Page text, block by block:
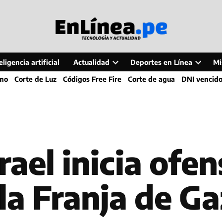
artificial Actualidad
Open
dropdown
Deportes en Línea
Open
dropdown
Corte de Luz Códigos Free Fire Corte de agua DNI vencido
inicia
Franja de